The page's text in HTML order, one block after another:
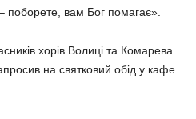
поборете, вам Бог помагає».
хорів Волиці та Комарева
на святковий обід у кафе